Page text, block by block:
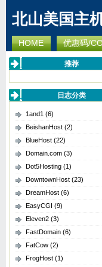
北山美国主
HOME 优惠码/
推荐
日志分类
1and1 (6)
BeishanHost (2)
BlueHost (22)
Domain.com (3)
Dot5Hosting (1)
DowntownHost (23)
DreamHost (6)
EasyCGI (9)
Eleven2 (3)
FastDomain (6)
FatCow (2)
FrogHost (1)